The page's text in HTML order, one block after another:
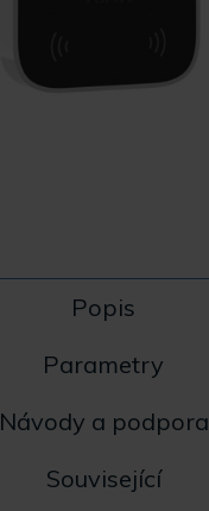
Popis
Parametry
Návody a podpora
Související